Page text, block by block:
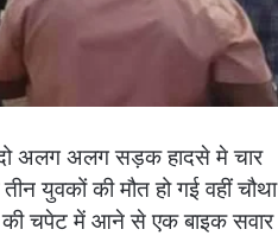
अलग अलग सड़क हादसे मे चार
युवकों की मौत हो गई वहीं चौथा
की चपेट में आने से एक बाइक सवार